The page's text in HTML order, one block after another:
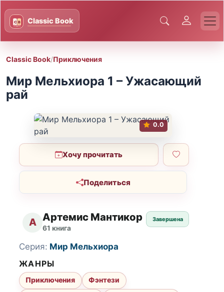
Classic Book/Приключения
Мир Мельхиора 1 – Ужасающий
рай
0.0
Хочу прочитать
Поделиться
А Артемис Мантикор
61 книга
Завершена
Серия: Мир Мельхиора
ЖАНРЫ
Приключения
Фэнтези